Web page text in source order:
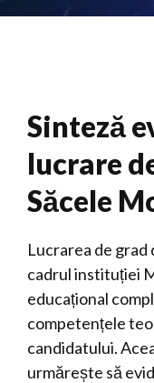
Sinteză
lucrare
Săcele
Lucrarea de grad
cadrul instituției
educațional
competențele
candidatului.
urmărește să